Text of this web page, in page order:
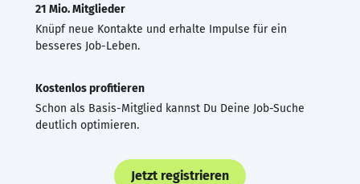
21 Mio. Mitglieder
Knüpf neue Kontakte und erhalte Impulse für ein
besseres Job-Leben.
Kostenlos profitieren
Schon als Basis-Mitglied kannst Du Deine Job-Suche
deutlich optimieren.
Jetzt registrieren